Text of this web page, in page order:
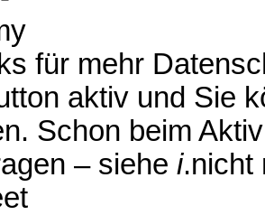
für mehr
aktiv und Sie
Schon beim
– siehe i.nicht